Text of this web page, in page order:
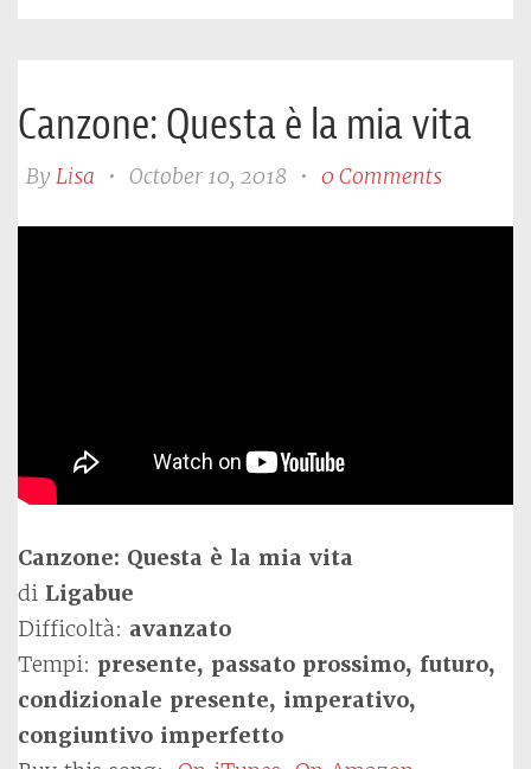
Canzone: Questa è la mia vita
By Lisa • October 10, 2018 • 0 Comments
Canzone: Questa è la mia vita
di Ligabue
Difficoltà: avanzato
Tempi: presente, passato prossimo, futuro,
condizionale presente, imperativo,
congiuntivo imperfetto